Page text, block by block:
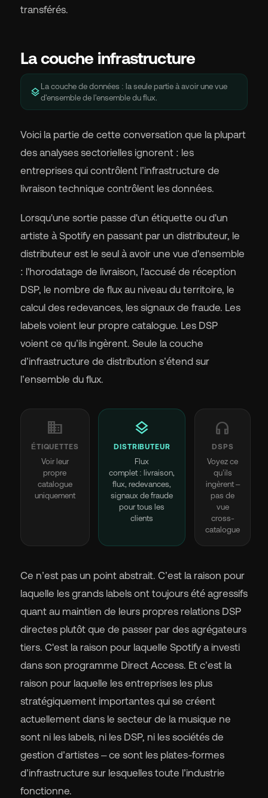
transférés.
La couche infrastructure
layers La couche de données : la seule partie à avoir une vue
d'ensemble de l'ensemble du flux.
Voici la partie de cette conversation que la plupart
des analyses sectorielles ignorent : les
entreprises qui contrôlent l’infrastructure de
livraison technique contrôlent les données.
Lorsqu'une sortie passe d'un étiquette ou d'un
artiste à Spotify en passant par un distributeur, le
distributeur est le seul à avoir une vue d'ensemble
: l'horodatage de livraison, l'accusé de réception
DSP, le nombre de flux au niveau du territoire, le
calcul des redevances, les signaux de fraude. Les
labels voient leur propre catalogue. Les DSP
voient ce qu’ils ingèrent. Seule la couche
d’infrastructure de distribution s’étend sur
l’ensemble du flux.
business
ÉTIQUETTES
Voir leur
propre
catalogue
uniquement
layers
DISTRIBUTEUR
Flux
complet : livraison,
flux, redevances,
signaux de fraude
pour tous les
clients
headphones
DSPS
Voyez ce
qu’ils
ingèrent –
​​pas de
vue
cross-
catalogue
Ce n’est pas un point abstrait. C’est la raison pour
laquelle les grands labels ont toujours été agressifs
quant au maintien de leurs propres relations DSP
directes plutôt que de passer par des agrégateurs
tiers. C'est la raison pour laquelle Spotify a investi
dans son programme Direct Access. Et c’est la
raison pour laquelle les entreprises les plus
stratégiquement importantes qui se créent
actuellement dans le secteur de la musique ne
sont ni les labels, ni les DSP, ni les sociétés de
gestion d’artistes – ce sont les plates-formes
d’infrastructure sur lesquelles toute l’industrie
fonctionne.